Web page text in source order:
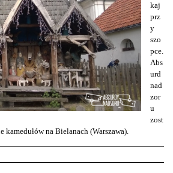
kaj
prz
y
szo
pce.
Abs
urd
nad
zor
u
zost
kamedułów na Bielanach (Warszawa).